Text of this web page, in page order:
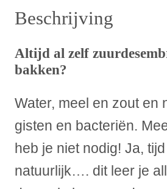
u
d
e
e
b
r
o
Beschrijving
Altijd al zelf
bakken?
Water, meel en zout en
gisten en bacteriën.
heb je niet nodig! Ja,
natuurlijk…. dit leer je